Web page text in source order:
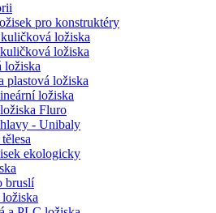
pro konstruktéry
ložiska
ložiska
ložiska
plastová ložiska
ložiska
Fluro
- Unibaly
ekologicky
bruslí